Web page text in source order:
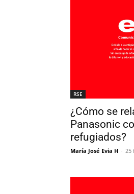
RSE
¿Cómo se
Panasonic
refugiados?
María José Evia H - 25